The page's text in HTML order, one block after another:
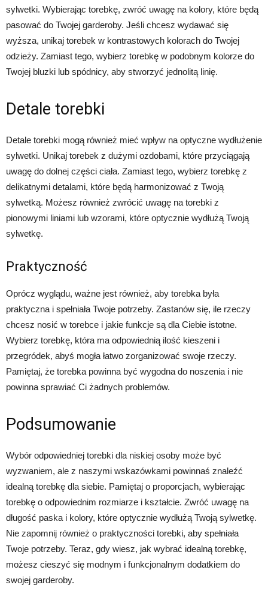
sylwetki. Wybierając torebkę, zwróć uwagę na kolory, które będą
pasować do Twojej garderoby. Jeśli chcesz wydawać się
wyższa, unikaj torebek w kontrastowych kolorach do Twojej
odzieży. Zamiast tego, wybierz torebkę w podobnym kolorze do
Twojej bluzki lub spódnicy, aby stworzyć jednolitą linię.
Detale torebki
Detale torebki mogą również mieć wpływ na optyczne wydłużenie
sylwetki. Unikaj torebek z dużymi ozdobami, które przyciągają
uwagę do dolnej części ciała. Zamiast tego, wybierz torebkę z
delikatnymi detalami, które będą harmonizować z Twoją
sylwetką. Możesz również zwrócić uwagę na torebki z
pionowymi liniami lub wzorami, które optycznie wydłużą Twoją
sylwetkę.
Praktyczność
Oprócz wyglądu, ważne jest również, aby torebka była
praktyczna i spełniała Twoje potrzeby. Zastanów się, ile rzeczy
chcesz nosić w torebce i jakie funkcje są dla Ciebie istotne.
Wybierz torebkę, która ma odpowiednią ilość kieszeni i
przegródek, abyś mogła łatwo zorganizować swoje rzeczy.
Pamiętaj, że torebka powinna być wygodna do noszenia i nie
powinna sprawiać Ci żadnych problemów.
Podsumowanie
Wybór odpowiedniej torebki dla niskiej osoby może być
wyzwaniem, ale z naszymi wskazówkami powinnaś znaleźć
idealną torebkę dla siebie. Pamiętaj o proporcjach, wybierając
torebkę o odpowiednim rozmiarze i kształcie. Zwróć uwagę na
długość paska i kolory, które optycznie wydłużą Twoją sylwetkę.
Nie zapomnij również o praktyczności torebki, aby spełniała
Twoje potrzeby. Teraz, gdy wiesz, jak wybrać idealną torebkę,
możesz cieszyć się modnym i funkcjonalnym dodatkiem do
swojej garderoby.